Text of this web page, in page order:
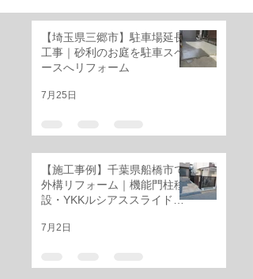
ススライド門扉・三協ア
ルミ レジリアフェンス設
置工事
【埼玉県三郷市】駐車場延長
工事｜砂利のお庭を駐車スペ
ースへリフォーム
7月25日
【施工事例】千葉県船橋市で
外構リフォーム｜機能門柱移
設・YKKルシアススライド門
ンス設置工事
7月2日